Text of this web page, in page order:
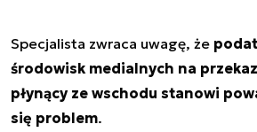
Specjalista zwraca uwagę, że
środowisk medialnych na
płynący ze wschodu stanowi
się problem.